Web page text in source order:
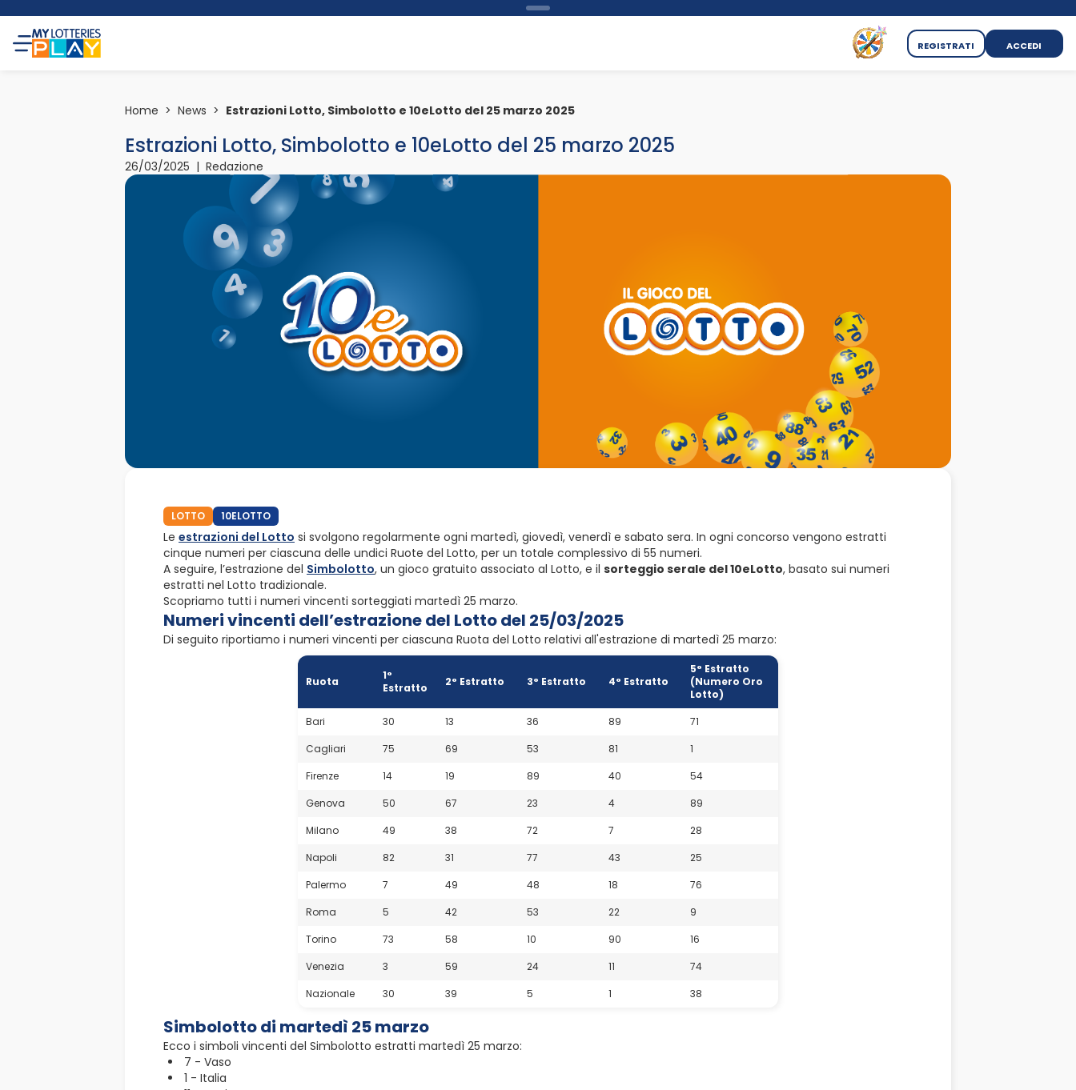
REGISTRATI ACCEDI
Home > News > Estrazioni Lotto, Simbolotto e 10eLotto del 25 marzo 2025
Estrazioni Lotto, Simbolotto e 10eLotto del 25 marzo 2025
26/03/2025 | Redazione
LOTTO 10ELOTTO
Le estrazioni del Lotto si svolgono regolarmente ogni martedì, giovedì, venerdì e sabato sera. In ogni concorso vengono estratti
cinque numeri per ciascuna delle undici Ruote del Lotto, per un totale complessivo di 55 numeri.
A seguire, l’estrazione del Simbolotto, un gioco gratuito associato al Lotto, e il sorteggio serale del 10eLotto, basato sui numeri
estratti nel Lotto tradizionale.
Scopriamo tutti i numeri vincenti sorteggiati martedì 25 marzo.
Numeri vincenti dell’estrazione del Lotto del 25/03/2025
Di seguito riportiamo i numeri vincenti per ciascuna Ruota del Lotto relativi all'estrazione di martedì 25 marzo:
Ruota
1°
Estratto
2° Estratto 3° Estratto 4° Estratto
5° Estratto
(Numero Oro
Lotto)
Bari
30 13 36 89
71
Cagliari
75 69 53 81
1
Firenze
14 19 89 40
54
Genova
50 67 23 4
89
Milano
49 38 72 7
28
Napoli
82 31 77 43
25
Palermo
7 49 48 18
76
Roma
5 42 53 22
9
Torino
73 58 10 90
16
Venezia
3 59 24 11
74
Nazionale
30 39 5 1 38
Simbolotto di martedì 25 marzo
Ecco i simboli vincenti del Simbolotto estratti martedì 25 marzo:
7 - Vaso
1 - Italia